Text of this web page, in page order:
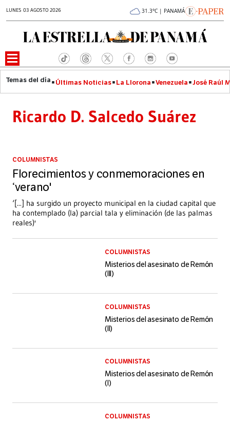
LUNES 03 AGOSTO 2026 31.3°C | PANAMÁ
Últimas Noticias La Llorona Venezuela José Raúl
Ricardo D. Salcedo Suárez
COLUMNISTAS
Florecimientos y conmemoraciones en
‘verano'
‘[...] ha surgido un proyecto municipal en la ciudad capital que
ha contemplado (la) parcial tala y eliminación (de las palmas
reales)'
COLUMNISTAS
Misterios del asesinato de Remón
(III)
COLUMNISTAS
Misterios del asesinato de Remón
(II)
COLUMNISTAS
Misterios del asesinato de Remón
(I)
COLUMNISTAS